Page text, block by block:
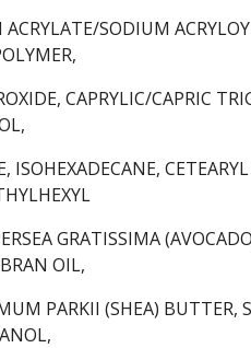
SODIUM
CAPRYLIC/CAPRIC
ISOHEXADECANE,
GRATISSIMA
OIL,
PARKII (SHEA) BUTTER,